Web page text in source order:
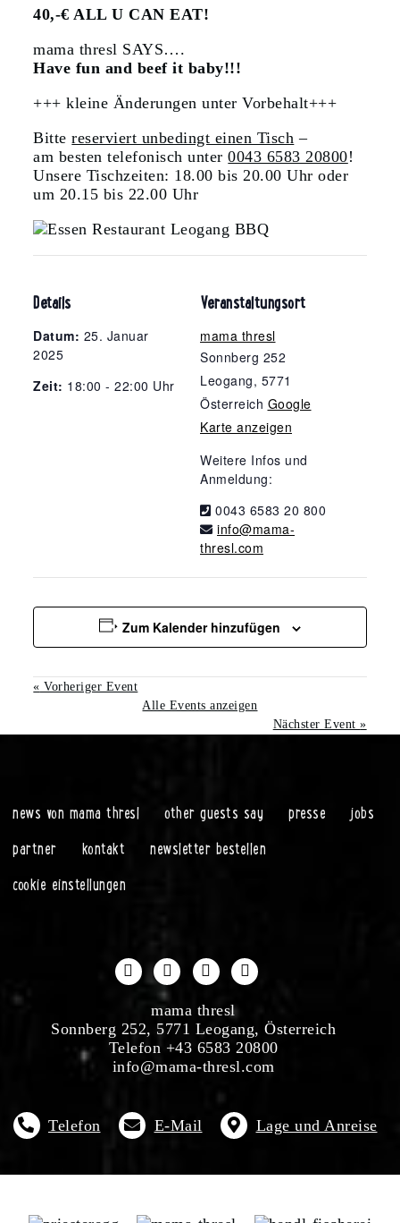
40,-€ ALL U CAN EAT!
mama thresl SAYS….
Have fun and beef it baby!!!
+++ kleine Änderungen unter Vorbehalt+++
Bittereserviert unbedingt einen Tisch –
am besten telefonisch unter0043 6583 20800!
Unsere Tischzeiten: 18.00 bis 20.00 Uhr oder
um 20.15 bis 22.00 Uhr
Details
Datum: 25. Januar
2025
Zeit: 18:00 - 22:00 Uhr
Veranstaltungsort
mama thresl
Sonnberg 252
Leogang, 5771
Österreich Google
Karte anzeigen
Weitere Infos und
Anmeldung:
0043 6583 20 800
info@mama-
thresl.com
Zum Kalender hinzufügen
« Vorheriger Event
Alle Events anzeigen
Nächster Event»
news von mama thresl other guests say presse
jobs
partner
kontakt
newsletter bestellen
cookie einstellungen
mama thresl
Sonnberg 252, 5771 Leogang, Österreich
Telefon +43 6583 20800
info@mama-thresl.com
Telefon E-Mail Lage und Anreise